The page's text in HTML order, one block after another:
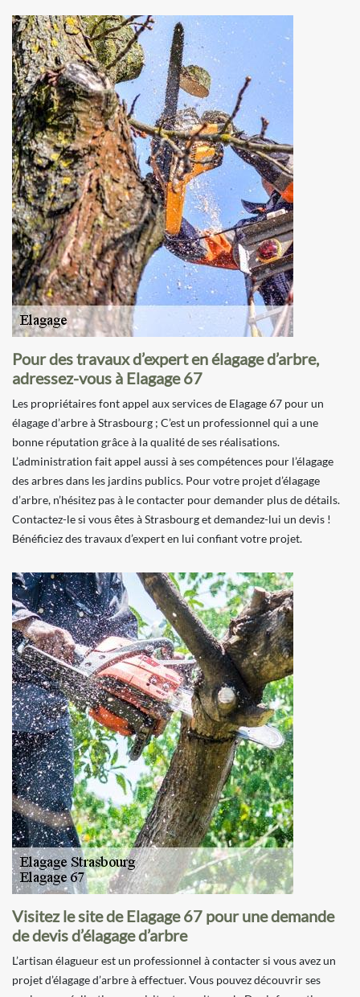
Pour des travaux d’expert en élagage d’arbre,
adressez-vous à Elagage 67
Les propriétaires font appel aux services de Elagage 67 pour un
élagage d’arbre à Strasbourg ; C’est un professionnel qui a une
bonne réputation grâce à la qualité de ses réalisations.
L’administration fait appel aussi à ses compétences pour l’élagage
des arbres dans les jardins publics. Pour votre projet d’élagage
d’arbre, n’hésitez pas à le contacter pour demander plus de détails.
Contactez-le si vous êtes à Strasbourg et demandez-lui un devis !
Bénéficiez des travaux d’expert en lui confiant votre projet.
Visitez le site de Elagage 67 pour une demande
de devis d’élagage d’arbre
L’artisan élagueur est un professionnel à contacter si vous avez un
projet d’élagage d’arbre à effectuer. Vous pouvez découvrir ses